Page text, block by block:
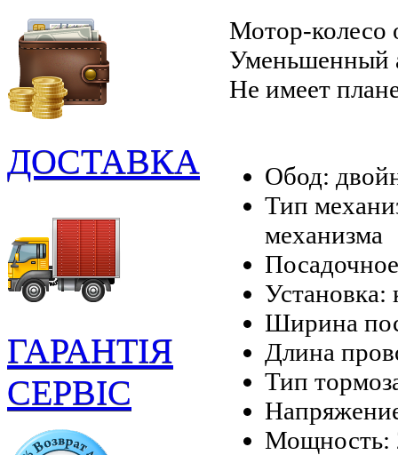
Мотор-колесо
Уменьшенный
Не имеет
Обод:
Тип
механизма
Установка:
Ширина
Длина
Тип
Мощность:
ДОСТАВКА
ГАРАНТІЯ
СЕРВІС